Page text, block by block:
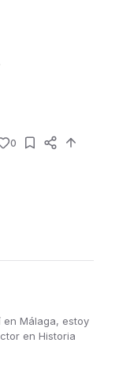
0
en Málaga, estoy
en Historia